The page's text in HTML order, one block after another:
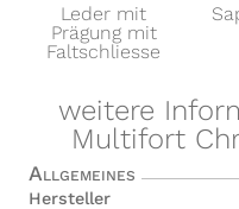
Leder mit
Prägung mit
Faltschliesse
weitere
Multifort
Allgemeines
Hersteller